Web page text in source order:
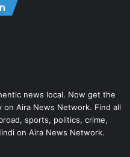
news local. Now get the
Aira News Network. Find all
sports, politics, crime,
on Aira News Network.